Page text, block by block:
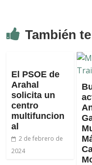
También
El PSOE de
Arahal
solicita un
centro
multifuncion
al
2 de febrero de
2024